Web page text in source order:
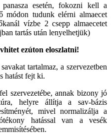
panasza esetén, fokozni kell a
módon tudunk elérni almaecet
vízbe 2 csepp almaecetet
tartás után lenyelhetjük)
ezúton eloszlatni!
tartalmaz, a szervezetben
hatást fejt ki.
szervezetébe, annak bizony jó
helyre állítja a sav-bázis
mivel normalizálja a
hatással van a vesék